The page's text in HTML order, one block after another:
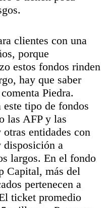
clientes con una
porque
estos fondos rinden
hay que saber
Piedra.
tipo de fondos
las AFP y las
entidades con
disposición a
largos. En el fondo
Capital, más del
pertenecen a
ticket promedio